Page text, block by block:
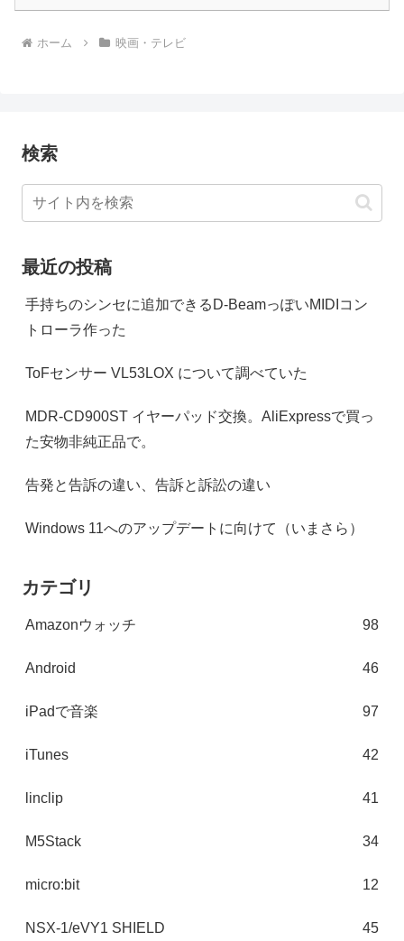
ホーム 映画・テレビ
検索
最近の投稿
手持ちのシンセに追加できるD-BeamっぽいMIDIコン
トローラ作った
ToFセンサー VL53LOX について調べていた
MDR-CD900ST イヤーパッド交換。AliExpressで買っ
た安物非純正品で。
告発と告訴の違い、告訴と訴訟の違い
Windows 11へのアップデートに向けて（いまさら）
カテゴリ
Amazonウォッチ 98
Android 46
iPadで音楽 97
iTunes 42
linclip 41
M5Stack 34
micro:bit 12
NSX-1/eVY1 SHIELD 45